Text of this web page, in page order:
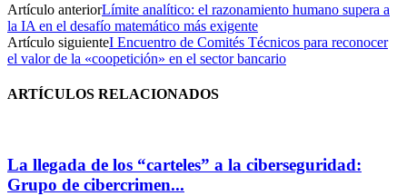
Artículo anteriorLímite analítico: el razonamiento humano supera a
la IA en el desafío matemático más exigente
Artículo siguienteI Encuentro de Comités Técnicos para reconocer
el valor de la «coopetición» en el sector bancario
ARTÍCULOS RELACIONADOS
La llegada de los “carteles” a la ciberseguridad:
Grupo de cibercrimen...